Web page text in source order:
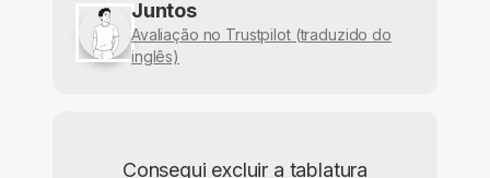
Juntos
Avaliação no Trustpilot (traduzido do
inglês)
Consegui excluir a tablatura